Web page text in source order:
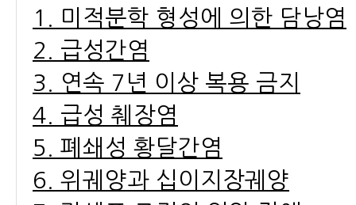
1. 미적분학 형성에 의한 담낭염
2. 급성간염
3. 연속 7년 이상 복용 금지
4. 급성 췌장염
5. 폐쇄성 황달간염
6. 위궤양과 십이지장궤양